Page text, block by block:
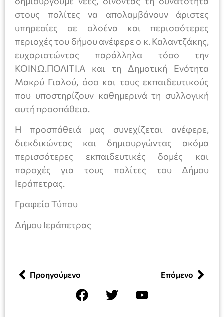
στους πολίτες να απολαμβάνουν άριστες
υπηρεσίες σε ολοένα και περισσότερες
περιοχές του δήμου ανέφερε ο κ. Καλαντζάκης,
ευχαριστώντας παράλληλα τόσο την
ΚΟΙΝΩ.ΠΟΛΙΤΙ.Α και τη Δημοτική Ενότητα
Μακρύ Γιαλού, όσο και τους εκπαιδευτικούς
που υποστηρίζουν καθημερινά τη συλλογική
αυτή προσπάθεια.
Η προσπάθειά μας συνεχίζεται ανέφερε,
διεκδικώντας και δημιουργώντας ακόμα
περισσότερες εκπαιδευτικές δομές και
παροχές για τους πολίτες του Δήμου
Ιεράπετρας.
Γραφείο Τύπου
Δήμου Ιεράπετρας
Προηγούμενο Επόμενο